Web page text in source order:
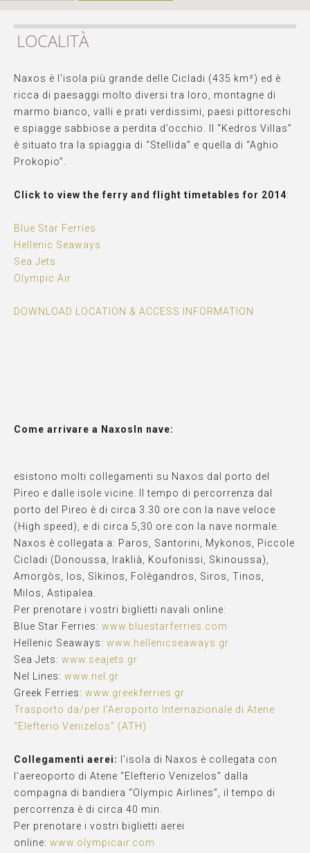
KEDROS VILLAS
LOCALITÀ
Naxos è l’isola più grande delle Cicladi (435 km²) ed è
ricca di paesaggi molto diversi tra loro, montagne di
marmo bianco, valli e prati verdissimi, paesi pittoreschi
e spiagge sabbiose a perdita d’occhio. Il “Kedros Villas”
è situato tra la spiaggia di “Stellida” e quella di “Aghio
Prokopio”.
Click to view the ferry and flight timetables for 2014:
Blue Star Ferries
Hellenic Seaways
Sea Jets
Olympic Air
DOWNLOAD LOCATION & ACCESS INFORMATION
Come arrivare a Naxos In nave:
esistono molti collegamenti su Naxos dal porto del
Pireo e dalle isole vicine. Il tempo di percorrenza dal
porto del Pireo è di circa 3.30 ore con la nave veloce
(High speed), e di circa 5,30 ore con la nave normale.
Naxos è collegata a: Paros, Santorini, Mykonos, Piccole
Cicladi (Donoussa, Iraklià, Koufonissi, Skinoussa),
Amorgòs, Ios, Sìkinos, Folègandros, Siros, Tinos,
Milos, Astipalea.
Per prenotare i vostri biglietti navali online:
Blue Star Ferries: www.bluestarferries.com
Hellenic Seaways: www.hellenicseaways.gr
Sea Jets: www.seajets.gr
Nel Lines: www.nel.gr
Greek Ferries: www.greekferries.gr
Trasporto da/per l’Aeroporto Internazionale di Atene
“Elefterio Venizelos” (ATH)
Collegamenti aerei:
l’isola di Naxos è collegata con
l’aereoporto di Atene “Elefterio Venizelos” dalla
compagna di bandiera “Olympic Airlines”, il tempo di
percorrenza è di circa 40 min.
Per prenotare i vostri biglietti aerei
online: www.olympicair.com